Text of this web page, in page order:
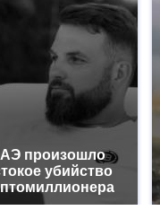
произошло
убийство